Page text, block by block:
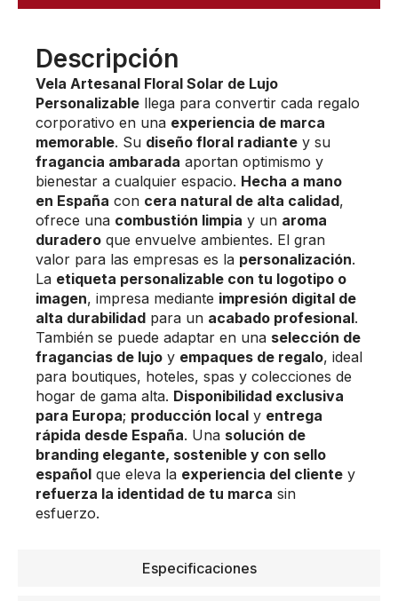
Especificaciones
Descripción
Vela Artesanal Floral Solar de Lujo
Personalizable llega para convertir cada regalo
corporativo en una experiencia de marca
memorable. Su diseño floral radiante y su
fragancia ambarada aportan optimismo y
bienestar a cualquier espacio. Hecha a mano
en España con cera natural de alta calidad,
ofrece una combustión limpia y un aroma
duradero que envuelve ambientes. El gran
valor para las empresas es la personalización.
La etiqueta personalizable con tu logotipo o
imagen, impresa mediante impresión digital de
alta durabilidad para un acabado profesional.
También se puede adaptar en una selección de
fragancias de lujo y empaques de regalo, ideal
para boutiques, hoteles, spas y colecciones de
hogar de gama alta. Disponibilidad exclusiva
para Europa; producción local y entrega
rápida desde España. Una solución de
branding elegante, sostenible y con sello
español que eleva la experiencia del cliente y
refuerza la identidad de tu marca sin
esfuerzo.